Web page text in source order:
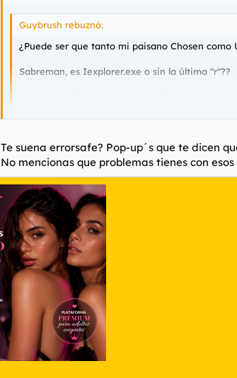
Guybrush rebuznó:
¿Puede ser que tanto mi paisano Chosen como
Sabreman, es Iexplorer.exe o sin la última "r"??
1 explorer. exe
iexplore.exe
¿Linux?
Te suena errorsafe? Pop-up´s que te dicen
No mencionas que problemas tienes con